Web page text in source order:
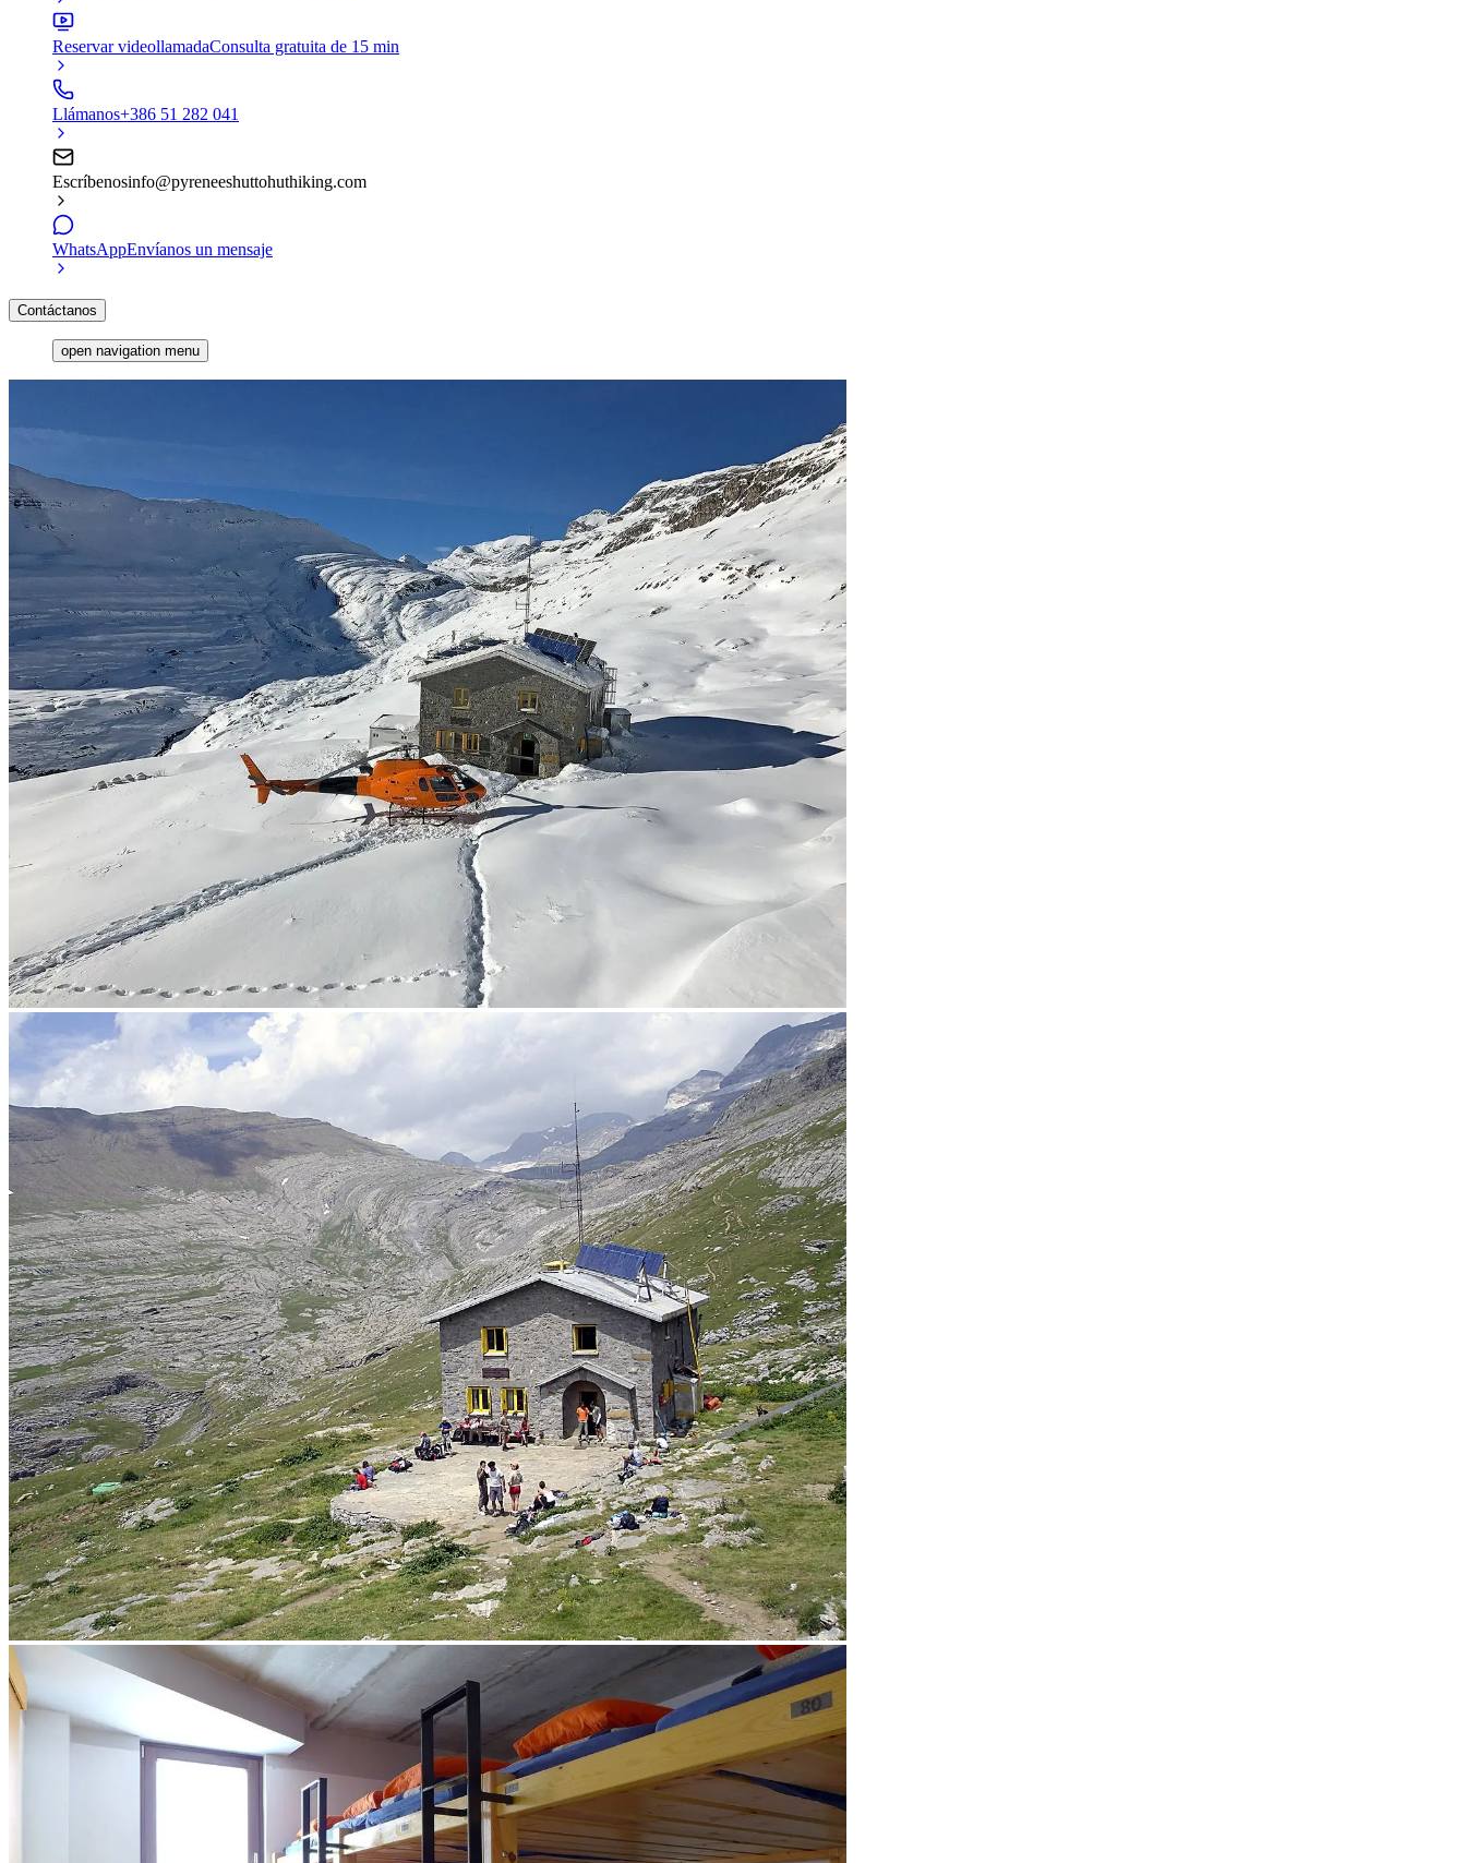
Reservar videollamadaConsulta gratuita de 15 min
Llámanos+386 51 282 041
Escríbenosinfo@pyreneeshuttohuthiking.com
WhatsAppEnvíanos un mensaje
Contáctanos
open navigation menu